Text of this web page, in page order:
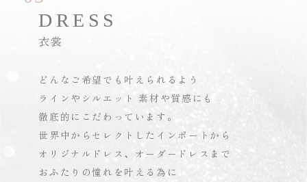
DRESS
衣裳
どんなご希望でも叶えられるよう
ラインやシルエット 素材や質感にも
徹底的にこだわっています。
世界中からセレクトしたインポートから
オリジナルドレス、オーダードレスまで
おふたりの憧れを叶える為に